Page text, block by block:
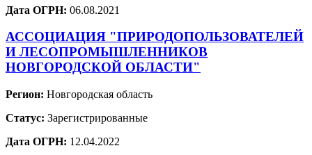
Дата ОГРН: 06.08.2021
АССОЦИАЦИЯ "ПРИРОДОПОЛЬЗОВАТЕЛЕЙ
И ЛЕСОПРОМЫШЛЕННИКОВ
НОВГОРОДСКОЙ ОБЛАСТИ"
Регион: Новгородская область
Статус: Зарегистрированные
Дата ОГРН: 12.04.2022